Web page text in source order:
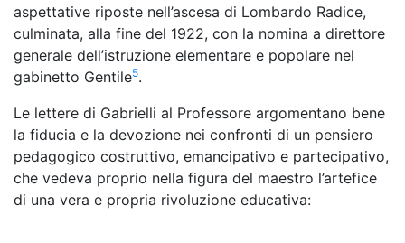
aspettative riposte nell’ascesa di Lombardo Radice,
culminata, alla fine del 1922, con la nomina a direttore
generale dell’istruzione elementare e popolare nel
gabinetto Gentile5.
Le lettere di Gabrielli al Professore argomentano bene
la fiducia e la devozione nei confronti di un pensiero
pedagogico costruttivo, emancipativo e partecipativo,
che vedeva proprio nella figura del maestro l’artefice
di una vera e propria rivoluzione educativa: